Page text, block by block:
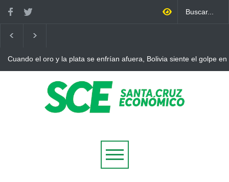
Cuando el oro y la plata se enfrían afuera, Bolivia siente el golpe en